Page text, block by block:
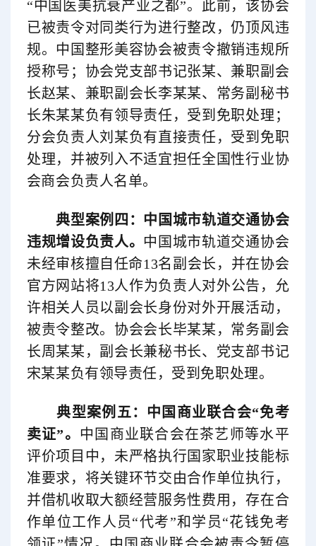
“中国医美抗衰产业之都”。此前，该协会
已被责令对同类行为进行整改，仍顶风违
规。中国整形美容协会被责令撤销违规所
授称号；协会党支部书记张某、兼职副会
长赵某、兼职副会长李某某、常务副秘书
长朱某某负有领导责任，受到免职处理；
分会负责人刘某负有直接责任，受到免职
处理，并被列入不适宜担任全国性行业协
会商会负责人名单。
典型案例四：中国城市轨道交通协会
违规增设负责人。 中国城市轨道交通协会
未经审核擅自任命13名副会长，并在协会
官方网站将13人作为负责人对外公告，允
许相关人员以副会长身份对外开展活动，
被责令整改。协会会长毕某某，常务副会
长周某某，副会长兼秘书长、党支部书记
宋某某负有领导责任，受到免职处理。
典型案例五： 中国商业联合会“免考
卖证”。 中国商业联合会在茶艺师等水平
评价项目中，未严格执行国家职业技能标
准要求，将关键环节交由合作单位执行，
并借机收取大额经营服务性费用，存在合
作单位工作人员“代考”和学员“花钱免考